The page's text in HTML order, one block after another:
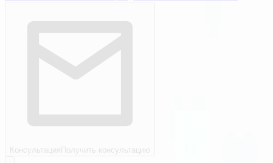
Консультация Получить консультацию